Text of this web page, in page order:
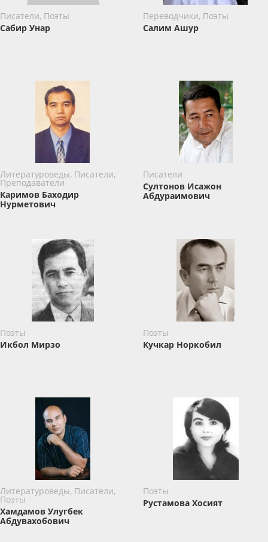
Писатели, Поэты
Сабир Унар
Переводчики, Поэты
Салим Ашур
Литературоведы, Писатели,
Преподаватели
Каримов Баxодир
Нурметович
Писатели
Султонов Исажон
Абдураимович
Поэты
Икбол Мирзо
Поэты
Кучкар Норкобил
Литературоведы, Писатели,
Поэты
Хамдамов Улугбек
Абдувахобович
Поэты
Рустамова Хосият